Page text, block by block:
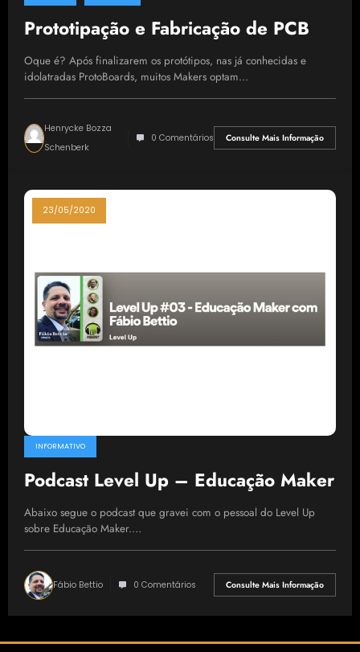
Prototipação e Fabricação de PCB
Oque é? Após finalizarem os protótipos, nas já conhecidas e
idolatradas ProtoBoards, muitos Makers optam…
Henrycke Bozza
Schenberk
0 Comentários Consulte Mais Informação
23/05/2020
INFORMATIVO
Podcast Level Up – Educação Maker
Abaixo segue o podcast que gravei com o pessoal do Level Up
sobre Educação Maker.…
Fábio Bettio 0 Comentários Consulte Mais Informação